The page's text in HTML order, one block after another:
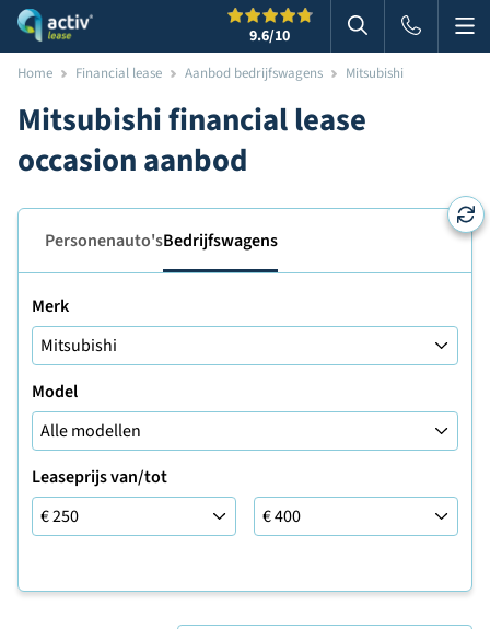
9.6/10 Zoeken in
Home Financial lease Aanbod bedrijfswagens Mitsubishi
Mitsubishi financial lease
occasion aanbod
Personenauto'sBedrijfswagens
Merk
Model
Leaseprijs van/tot
Leaseprijs tot